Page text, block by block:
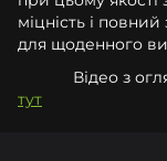
міцність і
для щоденного
Відео з
тут